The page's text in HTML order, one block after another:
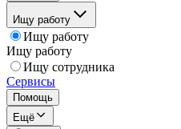
Ищу работу
Ищу работу
Ищу работу
Ищу сотрудника
Сервисы
Помощь
Ещё